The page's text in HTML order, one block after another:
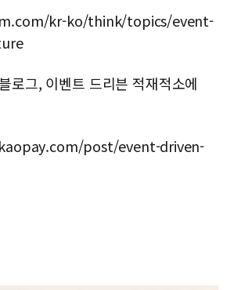
kr-ko/think/topics/event-
로그, 이벤트 드리븐 적재적소에
post/event-driven-